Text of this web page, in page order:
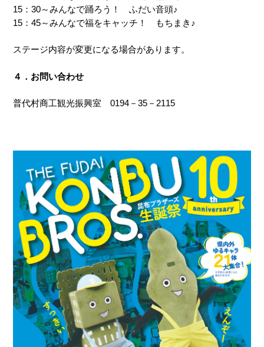
15：30～みんなで踊ろう！ ふだい音頭♪
15：45～みんなで福をキャッチ！ もちまき♪
ステージ内容が変更になる場合があります。
４．お問い合わせ
普代村商工観光振興室 0194－35－2115